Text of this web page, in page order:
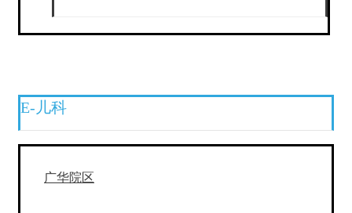
E-儿科
广华院区